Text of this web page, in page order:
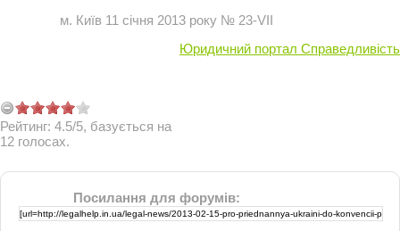
м. Київ 11 січня 2013 року № 23-VII
Юридичний портал Справедливість
Рейтинг: 4.5/5, базується на
12 голосах.
Посилання для форумів: